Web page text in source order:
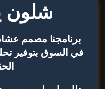
شلون
برنامجنا مصمم
في السوق بتوفير